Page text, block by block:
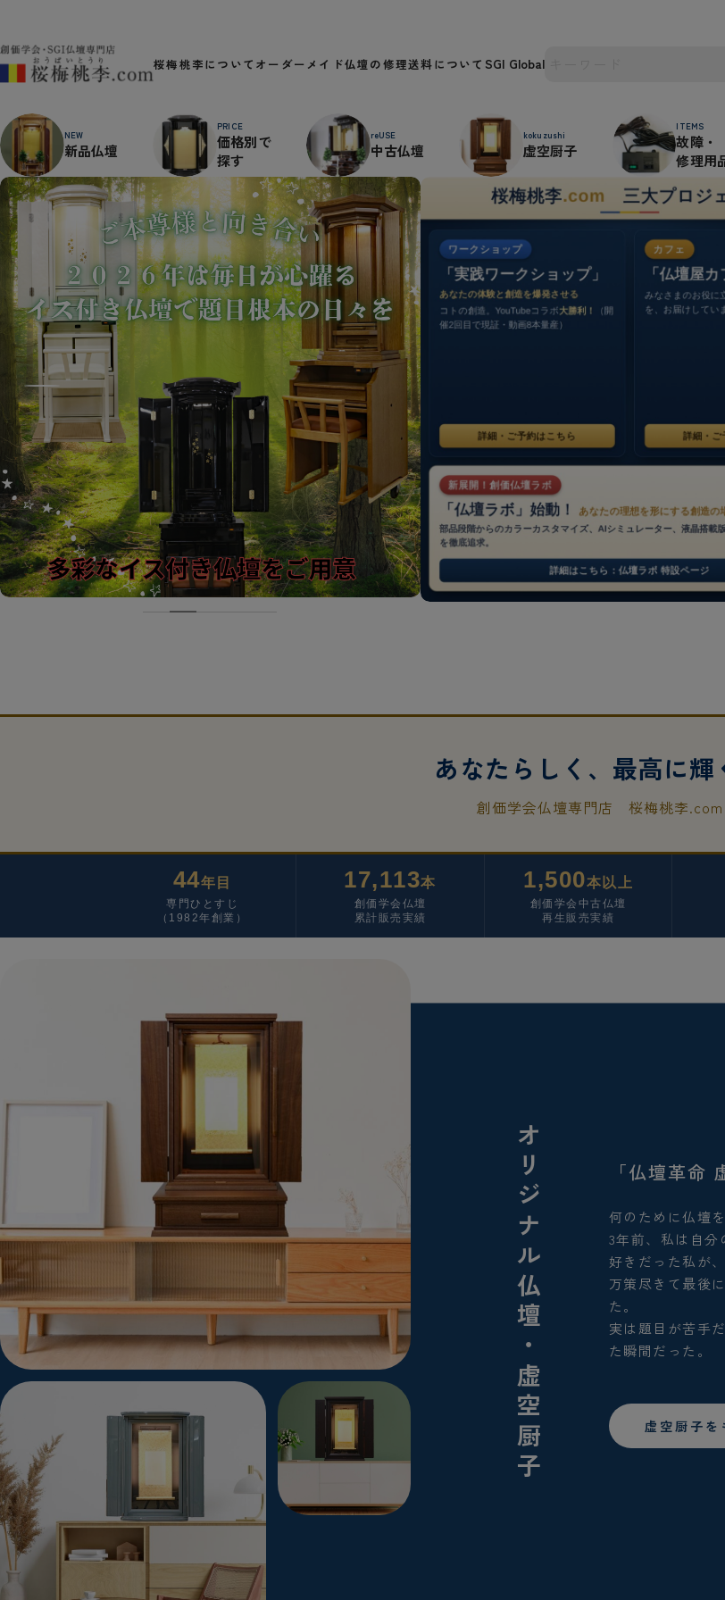
桜梅桃李について オーダーメイド仏壇の修理送料について
NEW
新品仏壇
PRICE
価格別で
探す
reUSE
中古仏壇
kokuzushi
虚空厨子
ITEMS
故障・
修理用
あなたらしく、最高に輝
創価学会仏壇専門店 桜梅桃李.com
44年目
専門ひとすじ
（1982年創業）
17,113本
創価学会仏壇
累計販売実績
1,500本以上
創価学会中古仏壇
再生販売実績
オリジナル仏壇・虚空厨子 「仏壇革命
何のために仏壇
3年前、私は自
好きだった私が
万策尽きて最後
た。
実は題目が苦手だ
た瞬間だった。
虚空厨子を